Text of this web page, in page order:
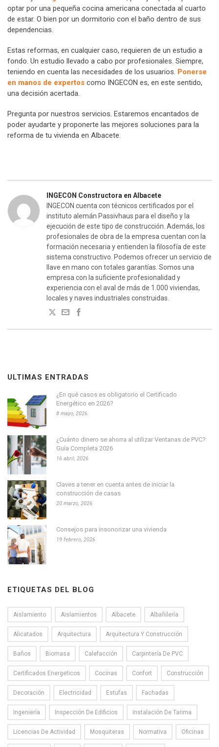
optar por una pequeña cocina americana conectada al cuarto
de estar. O bien por un dormitorio con el baño dentro de sus
dependencias.
Estas reformas, en cualquier caso, requieren de un estudio a
fondo. Un estudio llevado a cabo por profesionales. Siempre,
teniendo en cuenta las necesidades de los usuarios. Ponerse
en manos de expertos como INGECON es, en este sentido,
una decisión acertada.
Pregunta por nuestros servicios. Estaremos encantados de
poder ayudarte y proponerte las mejores soluciones para la
reforma de tu vivienda en Albacete.
INGECON Constructora en Albacete
INGECON cuenta con técnicos certificados por el
instituto alemán Passivhaus para el diseño y la
ejecución de este tipo de construcción. Además, los
profesionales de obra de la empresa cuentan con la
formación necesaria y entienden la filosofía de este
sistema constructivo. Podemos ofrecer un servicio de
llave en mano con totales garantías. Somos una
empresa con la suficiente profesionalidad y
experiencia con el aval de más de 1.000 viviendas,
locales y naves industriales construidas.
ULTIMAS ENTRADAS
¿En qué casos es obligatorio el Certificado
Energético en 2026?
8 mayo, 2026
¿Cuánto dinero se ahorra al utilizar Ventanas de PVC?
Guía Completa 2026
16 abril, 2026
Claves a tener en cuenta antes de iniciar la
construcción de casas
20 marzo, 2026
Consejos para insonorizar una vivienda
19 febrero, 2026
ETIQUETAS DEL BLOG
Aislamiento Aislamientos Albacete Albañilería
Alicatados Arquitectura Arquitectura Y Construcción
Baños Biomasa Calefacción Carpintería De PVC
Certificados Energeticos Cocinas Confort Construcción
Decoración Electricidad Estufas Fachadas
Ingeniería Inspección De Edificios Instalación De Tarima
Licencias De Actividad Mosquiteras Normativa Oficinas